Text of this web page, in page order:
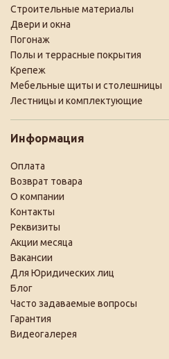
Строительные материалы
Двери и окна
Погонаж
Полы и террасные покрытия
Крепеж
Мебельные щиты и столешницы
Лестницы и комплектующие
Информация
Оплата
Возврат товара
О компании
Контакты
Реквизиты
Акции месяца
Вакансии
Для Юридических лиц
Блог
Часто задаваемые вопросы
Гарантия
Видеогалерея